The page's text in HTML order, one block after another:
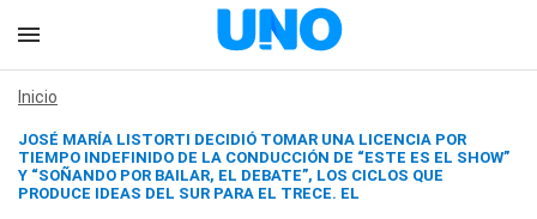
Inicio
JOSÉ MARÍA LISTORTI DECIDIÓ TOMAR UNA LICENCIA POR
TIEMPO INDEFINIDO DE LA CONDUCCIÓN DE “ESTE ES EL SHOW”
Y “SOÑANDO POR BAILAR, EL DEBATE”, LOS CICLOS QUE
PRODUCE IDEAS DEL SUR PARA EL TRECE. EL